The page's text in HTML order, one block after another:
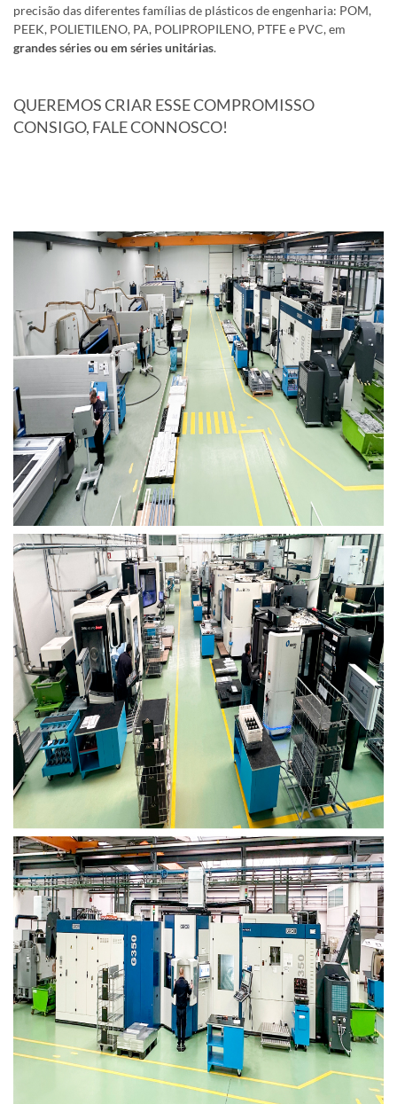
precisão das diferentes famílias de plásticos de engenharia: POM,
PEEK, POLIETILENO, PA, POLIPROPILENO, PTFE e PVC, em
grandes séries ou em séries unitárias.
QUEREMOS CRIAR ESSE COMPROMISSO
CONSIGO, FALE CONNOSCO!